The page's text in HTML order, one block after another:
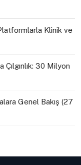
Klinik ve
Çılgınlık: 30 Milyon
Genel Bakış (27